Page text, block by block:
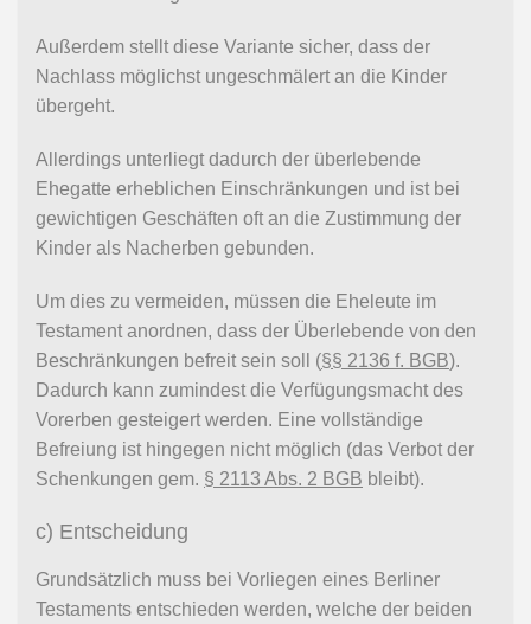
Außerdem stellt diese Variante sicher, dass der
Nachlass möglichst ungeschmälert an die Kinder
übergeht.
Allerdings unterliegt dadurch der überlebende
Ehegatte erheblichen Einschränkungen und ist bei
gewichtigen Geschäften oft an die Zustimmung der
Kinder als Nacherben gebunden.
Um dies zu vermeiden, müssen die Eheleute im
Testament anordnen, dass der Überlebende von den
Beschränkungen befreit sein soll (§§ 2136 f. BGB).
Dadurch kann zumindest die Verfügungsmacht des
Vorerben gesteigert werden. Eine vollständige
Befreiung ist hingegen nicht möglich (das Verbot der
Schenkungen gem. § 2113 Abs. 2 BGB bleibt).
c) Entscheidung
Grundsätzlich muss bei Vorliegen eines Berliner
Testaments entschieden werden, welche der beiden